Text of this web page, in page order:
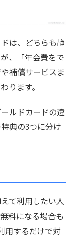
は、どちらも静
、「年会費をで
補償サービスま
ります。
ルドカードの違
典の3つに分け
て利用したい人
料になる場合も
用するだけで対